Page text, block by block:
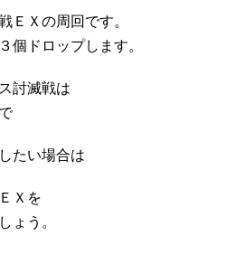
ＥＸの周回です。
個ドロップします。
討滅戦は
たい場合は
Ｘを
ょう。